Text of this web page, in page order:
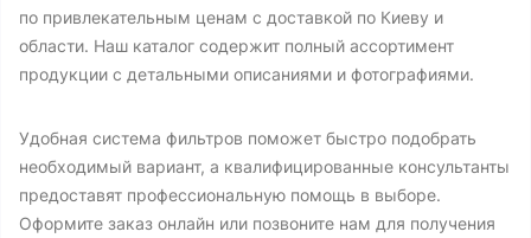
по привлекательным ценам с доставкой по Киеву и
области. Наш каталог содержит полный ассортимент
продукции с детальными описаниями и фотографиями.
Удобная система фильтров поможет быстро подобрать
необходимый вариант, а квалифицированные консультанты
предоставят профессиональную помощь в выборе.
Оформите заказ онлайн или позвоните нам для получения